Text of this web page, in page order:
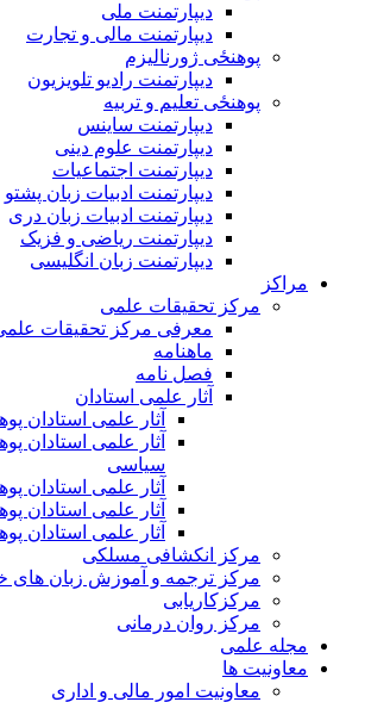
دیپارتمنت ملی
دیپارتمنت مالی و تجارت
پوهنځی ژورنالیزم
دیپارتمنت رادیو تلویزیون
پوهنځی تعلیم و تربیه
دیپارتمنت ساینس
دیپارتمنت علوم دینی
دیپارتمنت اجتماعیات
دیپارتمنت ادبیات زبان پشتو
دیپارتمنت ادبیات زبان دری
دیپارتمنت ریاضی و فزیک
دیپارتمنت زبان انگلیسی
مراکز
مرکز تحقیقات علمی
معرفی مرکز تحقیقات
ماهنامه
فصل نامه
آثار علمی استادان
آثار علمی استادان
آثار علمی استادان
سیاسی
آثار علمی استادان
آثار علمی استادان
آثار علمی استادان
مرکز انکشافی مسلکی
مرکز ترجمه و آموزش زبان های
مرکزکاریابی
مرکز روان درمانی
مجله علمی
معاونیت ها
معاونیت امور مالی و اداری